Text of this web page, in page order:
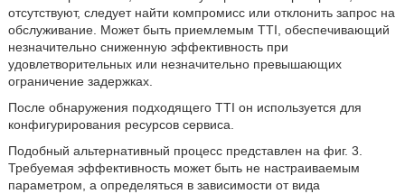
отсутствуют, следует найти компромисс или отклонить запрос на
обслуживание. Может быть приемлемым TTI, обеспечивающий
незначительно сниженную эффективность при
удовлетворительных или незначительно превышающих
ограничение задержках.
После обнаружения подходящего TTI он используется для
конфигурирования ресурсов сервиса.
Подобный альтернативный процесс представлен на фиг. 3.
Требуемая эффективность может быть не настраиваемым
параметром, а определяться в зависимости от вида